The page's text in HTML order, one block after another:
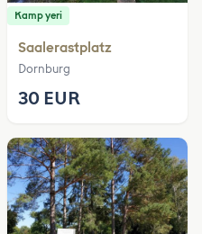
Kamp yeri
Saalerastplatz
Dornburg
30 EUR